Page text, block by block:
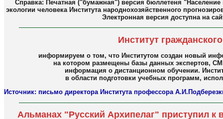
Справка: Печатная ("бумажная") версия бюллетеня
экологии человека Института народнохозяйственного
Электронная версия доступна на
Институт
информируем о том, что Институтом создан новый
на котором размещены базы данных экспертов,
информация о дистанционном обучении.
в области подготовки учебных программ,
Источник: письмо директора Института профессора
Альманах "Русский Архипелаг" приступил к